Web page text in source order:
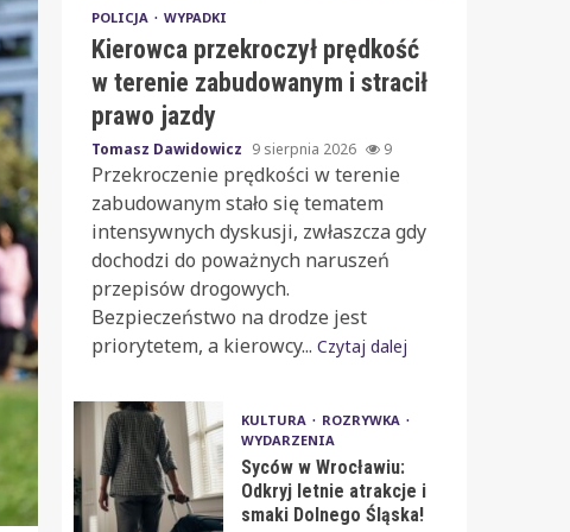
POLICJA WYPADKI
Kierowca przekroczył prędkość
w terenie zabudowanym i stracił
prawo jazdy
Tomasz Dawidowicz 9 sierpnia 2026 9
Przekroczenie prędkości w terenie
zabudowanym stało się tematem
intensywnych dyskusji, zwłaszcza gdy
dochodzi do poważnych naruszeń
przepisów drogowych.
Bezpieczeństwo na drodze jest
priorytetem, a kierowcy... Czytaj dalej
KULTURA
ROZRYWKA
WYDARZENIA
Syców w Wrocławiu:
Odkryj letnie atrakcje i
smaki Dolnego Śląska!